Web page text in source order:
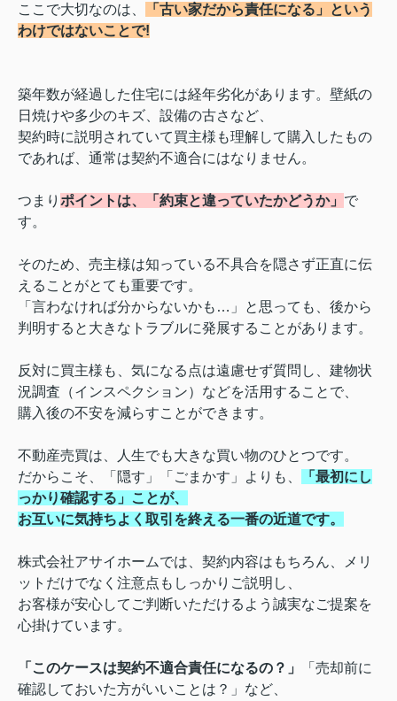
ここで大切なのは、
「古い家だから責任になる」という
わけではないことで!
築年数が経過した住宅には経年劣化があります。壁紙の
日焼けや多少のキズ、設備の古さなど、
契約時に説明されていて買主様も理解して購入したもの
であれば、通常は契約不適合にはなりません。
つまり ポイントは、「約束と違っていたかどうか」 で
す。
そのため、売主様は知っている不具合を隠さず正直に伝
えることがとても重要です。
「言わなければ分からないかも…」と思っても、後から
判明すると大きなトラブルに発展することがあります。
反対に買主様も、気になる点は遠慮せず質問し、建物状
況調査（インスペクション）などを活用することで、
購入後の不安を減らすことができます。
不動産売買は、人生でも大きな買い物のひとつです。
だからこそ、「隠す」「ごまかす」よりも、
「最初にし
っかり確認する」ことが、
お互いに気持ちよく取引を終える一番の近道です。
株式会社アサイホームでは、契約内容はもちろん、メリ
ットだけでなく注意点もしっかりご説明し、
お客様が安心してご判断いただけるよう誠実なご提案を
心掛けています。
「このケースは契約不適合責任になるの？」
「売却前に
確認しておいた方がいいことは？」など、